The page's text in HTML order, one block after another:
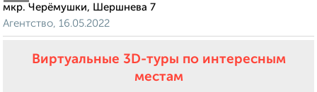
мкр. Черёмушки, Шершнева 7
Агентство, 16.05.2022
Виртуальные 3D-туры по интересным
местам